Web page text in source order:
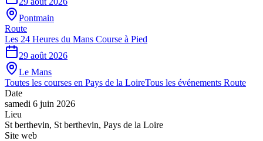
Pontmain
Route
Les 24 Heures du Mans Course à Pied
29 août 2026
Le Mans
Toutes les courses en Pays de la LoireTous les événements Route
Date
samedi 6 juin 2026
Lieu
St berthevin, St berthevin, Pays de la Loire
Site web